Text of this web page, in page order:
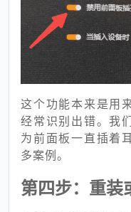
这个功能本来是用
经常识别出错。我
为前面板一直插着
多案例。
第四步：重装